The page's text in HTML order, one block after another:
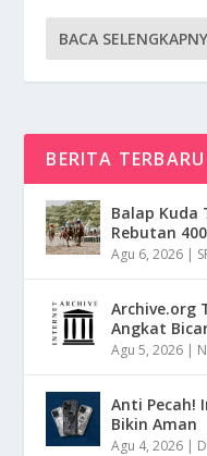
BACA
BERITA TERBARU
Balap Kuda
Rebutan
Agu 6, 2026 |
Archive.org
Angkat
Agu 5, 2026 |
Anti Pecah!
Bikin Aman
Agu 4, 2026 |